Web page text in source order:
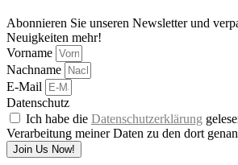
Abonnieren Sie unseren Newsletter und
Neuigkeiten mehr!
Vorname
Nachname
E-Mail
Datenschutz
Ich habe die Datenschutzerklärung
Verarbeitung meiner Daten zu den dort
Join Us Now!